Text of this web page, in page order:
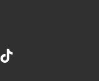
TikTok